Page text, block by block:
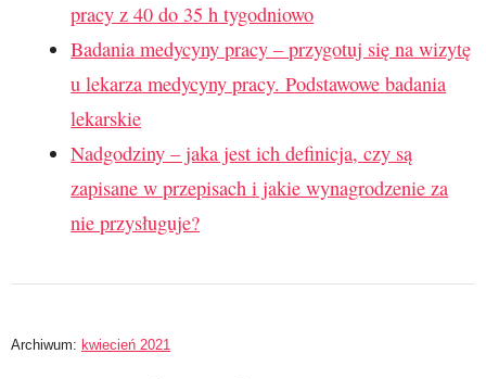
pracy z 40 do 35 h tygodniowo
Badania medycyny pracy – przygotuj się na wizytę
u lekarza medycyny pracy. Podstawowe badania
lekarskie
Nadgodziny – jaka jest ich definicja, czy są
zapisane w przepisach i jakie wynagrodzenie za
nie przysługuje?
Archiwum: kwiecień 2021